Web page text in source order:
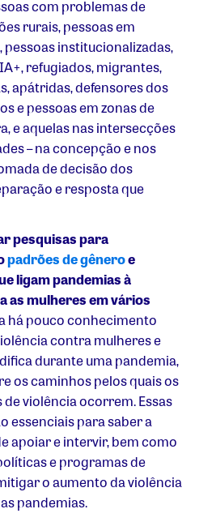
com problemas de
rurais, pessoas em
pessoas institucionalizadas,
refugiados, migrantes,
apátridas, defensores dos
e pessoas em zonas de
e aquelas nas intersecções
– na concepção e nos
de decisão dos
e resposta que
pesquisas para
padrões de gêneroe
ligam pandemias à
as mulheres em vários
há pouco conhecimento
contra mulheres e
durante uma pandemia,
os caminhos pelos quais os
violência ocorrem. Essas
essenciais para saber a
apoiar e intervir, bem como
e programas de
o aumento da violência
pandemias.